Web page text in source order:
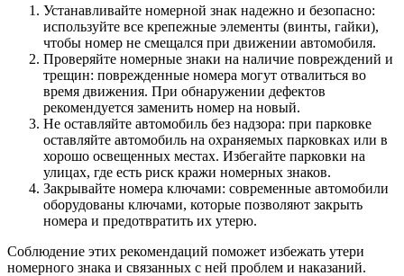
Устанавливайте номерной знак надежно и безопасно:
используйте все крепежные элементы (винты, гайки),
чтобы номер не смещался при движении автомобиля.
Проверяйте номерные знаки на наличие повреждений и
трещин: поврежденные номера могут отвалиться во
время движения. При обнаружении дефектов
рекомендуется заменить номер на новый.
Не оставляйте автомобиль без надзора: при парковке
оставляйте автомобиль на охраняемых парковках или в
хорошо освещенных местах. Избегайте парковки на
улицах, где есть риск кражи номерных знаков.
Закрывайте номера ключами: современные автомобили
оборудованы ключами, которые позволяют закрыть
номера и предотвратить их утерю.
Соблюдение этих рекомендаций поможет избежать утери
номерного знака и связанных с ней проблем и наказаний.